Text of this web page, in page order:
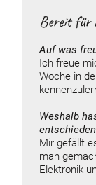
Bereit für
Auf was
Ich freue
Woche in
Weshalb
Mir gefällt
man
Elektronik